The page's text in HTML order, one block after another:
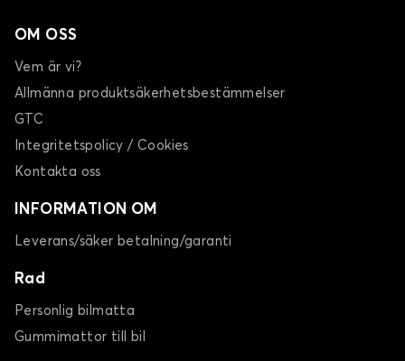
OM OSS
Vem är vi?
Allmänna produktsäkerhetsbestämmelser
GTC
Integritetspolicy / Cookies
Kontakta oss
INFORMATION OM
Leverans/säker betalning/garanti
Rad
Personlig bilmatta
Gummimattor till bil